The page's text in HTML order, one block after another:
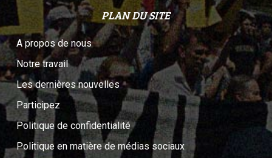
PLAN DU SITE
A propos de nous
Notre travail
Les dernières nouvelles
Participez
Politique de confidentialité
Politique en matière de médias sociaux